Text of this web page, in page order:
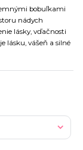
bobuľkami
nádych
lásky, vďačnosti
lásku, vášeň a silné